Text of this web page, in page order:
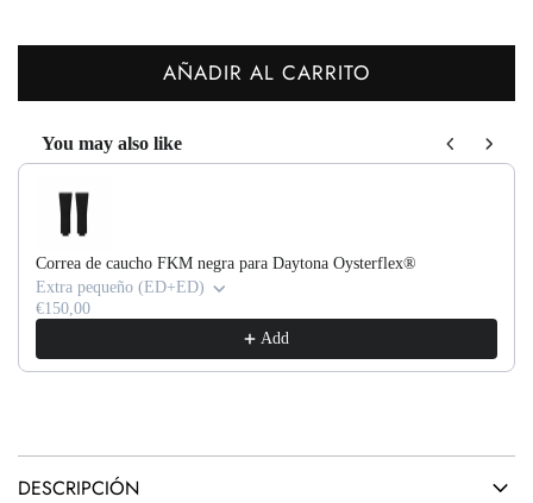
l
AÑADIR AL CARRITO
C
O
.
.
You may also like
Use the Previous and Next buttons to navigate through product
Correa de caucho FKM negra para Daytona Oysterflex®
Extra pequeño (ED+ED)
€150,00
Add
DESCRIPCIÓN